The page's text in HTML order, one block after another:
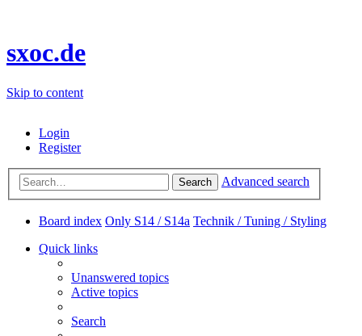
sxoc.de
Skip to content
Login
Register
Search Advanced search
Board index Only S14 / S14a Technik / Tuning / Styling
Quick links
Unanswered topics
Active topics
Search